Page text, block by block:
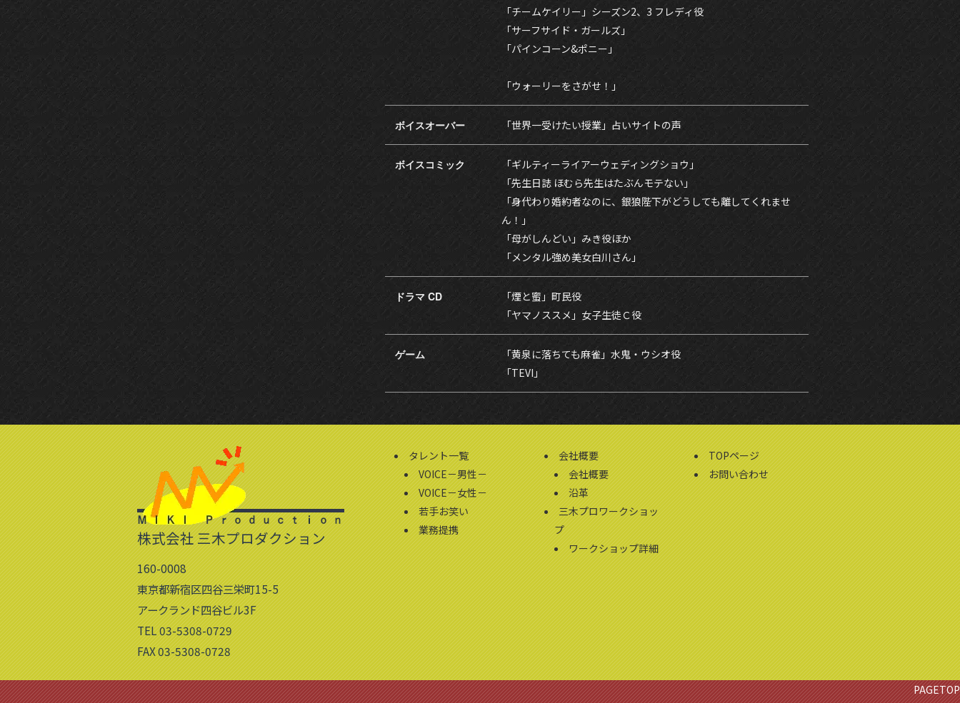
「チームケイリー」シーズン2、3 フレディ役
「サーフサイド・ガールズ」
「パインコーン&ポニー」
「ウォーリーをさがせ！」
ボイスオーバー 「世界一受けたい授業」占いサイトの声
ボイスコミック
「ギルティーライアーウェディングショウ」
「先生日誌 ほむら先生はたぶんモテない」
「身代わり婚約者なのに、銀狼陛下がどうしても離してくれませ
ん！」
「母がしんどい」みき役ほか
「メンタル強め美女白川さん」
ドラマ CD
「煙と蜜」町民役
「ヤマノススメ」女子生徒Ｃ役
ゲーム
「黄泉に落ちても麻雀」水鬼・ウシオ役
「TEVI」
株式会社 三木プロダクション
160-0008
東京都新宿区四谷三栄町15-5
アークランド四谷ビル3F
TEL 03-5308-0729
FAX 03-5308-0728
タレント一覧
VOICE－男性－
VOICE－女性－
若手お笑い
業務提携
会社概要
会社概要
沿革
三木プロワークショッ
プ
ワークショップ詳細
TOPページ
お問い合わせ
PAGETOP